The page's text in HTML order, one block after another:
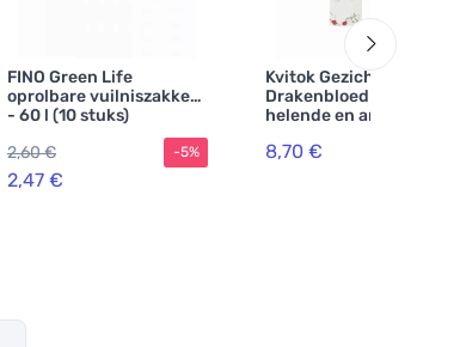
FINO Green Life
oprolbare vuilniszakken
- 60 l (10 stuks)
2,60 €
2,47 €
-5%
Kvitok Gezichtsserum -
Drakenbloed (10 ml) -
helende en anti-
8,70 €